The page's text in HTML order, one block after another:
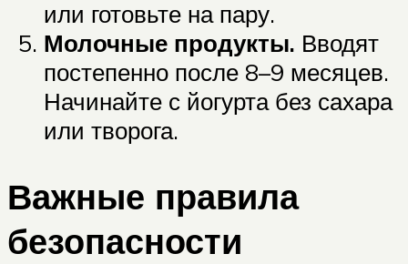
или готовьте на пару.
Молочные продукты. Вводят
постепенно после 8–9 месяцев.
Начинайте с йогурта без сахара
или творога.
Важные правила
безопасности